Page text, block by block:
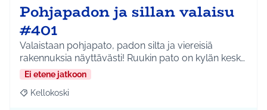
Pohjapadon ja sillan valaisu
#401
Valaistaan pohjapato, padon silta ja viereisiä
rakennuksia näyttävästi! Ruukin pato on kylän kesk…
Ei etene jatkoon
Rajaa tulokset aihepiirin mukaan: Kellokoski
Kellokoski